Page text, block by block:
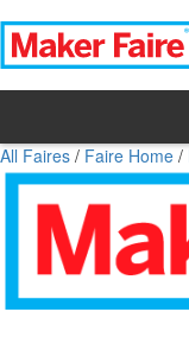
All Faires / Faire Home /